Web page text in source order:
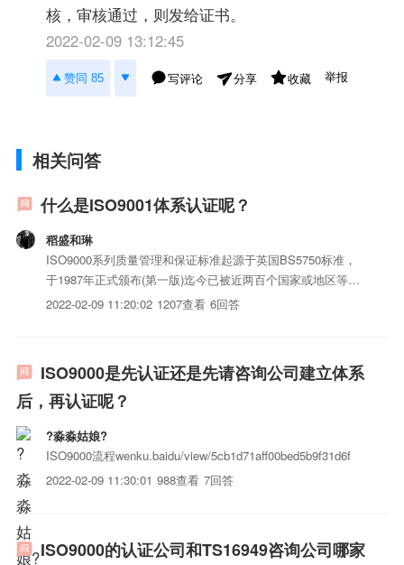
核，审核通过，则发给证书。
2022-02-09 13:12:45
赞同 85 写评论 分享 收藏 举报
相关问答
什么是ISO9001体系认证呢？
稻盛和琳
ISO9000系列质量管理和保证标准起源于英国BS5750标准，
于1987年正式颁布(第一版)迄今已被近两百个国家或地区等同
或等效采用。ISO9000标准的贯彻、推行以及ISO9000质量体
2022-02-09 11:20:02 1207查看 6回答
ISO9000是先认证还是先请咨询公司建立体系
后，再认证呢？
?淼淼姑娘?
ISO9000流程wenku.baidu/view/5cb1d71aff00bed5b9f31d6f
2022-02-09 11:30:01 988查看 7回答
ISO9000的认证公司和TS16949咨询公司哪家